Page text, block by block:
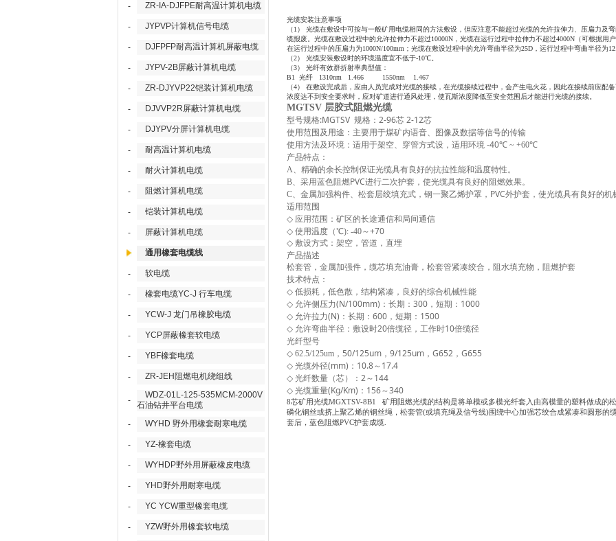
- ZR-IA-DJFPE耐高温计算机电缆
- JYPVP计算机信号电缆
- DJFPFP耐高温计算机屏蔽电缆
- JYPV-2B屏蔽计算机电缆
- ZR-DJYVP22铠装计算机电缆
- DJVVP2R屏蔽计算机电缆
- DJYPV分屏计算机电缆
- 耐高温计算机电缆
- 耐火计算机电缆
- 阻燃计算机电缆
- 铠装计算机电缆
- 屏蔽计算机电缆
通用橡套电缆线
- 软电缆
- 橡套电缆YC-J 行车电缆
- YCW-J 龙门吊橡胶电缆
- YCP屏蔽橡套软电缆
- YBF橡套电缆
- ZR-JEH阻燃电机绕组线
-
WDZ-01L-125-535MCM-2000V
石油钻井平台电缆
-
WYHD 野外用橡套耐寒电缆
- YZ-橡套电缆
- WYHDP野外用屏蔽橡皮电缆
- YHD野外用耐寒电缆
- YC YCW重型橡套电缆
- YZW野外用橡套软电缆
光缆安装注意事项
（1） 光缆在敷设中可按与一般矿用电缆相同的方法敷设，但应注意不能超过光缆的允许拉伸力、压扁力及
缆报废。光缆在敷设过程中的允许拉伸力不超过10000N，光缆在运行过程中拉伸力不超过4000N（可根据用
在运行过程中的压扁力为1000N/100mm；光缆在敷设过程中的允许弯曲半径为25D，运行过程中弯曲半径为
（2） 光缆安装敷设时的环境温度宜不低于-10℃。
（3） 光纤有效群折射率典型值：
B1 光纤 1310nm 1.466 1550nm 1.467
（4） 在敷设完成后，应由人员完成对光缆的接续，在光缆接续过程中，会产生电火花，因此在接续前应配
浓度达不到安全要求时，应对矿道进行通风处理，使瓦斯浓度降低至安全范围后才能进行光缆的接续。
MGTSV 层胶式阻燃光缆
型号规格:MGTSV 规格： 2-96芯2-12芯
使用范围及用途：主要用于煤矿内语音、图像及数据等信号的传输
使用方法及环境：适用于架空、穿管方式设，适用环境 -40℃~ +60℃
产品特点：
A、精确的余长控制保证光缆具有良好的抗拉性能和温度特性。
B、采用蓝色阻燃PVC进行二次护套，使光缆具有良好的阻燃效果。
C、金属加强构件、松套层绞填充式，钢一聚乙烯护罩， PVC外护套，使光缆具有良好的机
适用范围
◇ 应用范围：矿区的长途通信和局间通信
◇ 使用温度（℃): -40～+70
◇ 敷设方式：架空，管道，直埋
产品描述
松套管，金属加强件，缆芯填充油膏，松套管紧凑绞合，阻水填充物，阻燃护套
技术特点：
◇ 低损耗，低色散，结构紧凑，良好的综合机械性能
◇ 允许侧压力(N/100mm) ：长期： 300，短期： 1000
◇ 允许拉力(N) ：长期： 600，短期： 1500
◇ 允许弯曲半径：敷设时20倍缆径，工作时10倍缆径
光纤型号
◇62.5/125um， 50/125um， 9/125um， G652， G655
◇ 光缆外径(mm) ： 10.8～ 17.4
◇ 光纤数量（芯）： 2～ 144
◇ 光缆重量(Kg/Km) ： 156～340
8芯矿用光缆MGXTSV-8B1 矿用阻燃光缆的结构是将单模或多模光纤套入由高模量的塑料做成的
磷化钢丝或挤上聚乙烯的钢丝绳，松套管(或填充绳及信号线)围绕中心加强芯绞合成紧凑和圆形的
套后，蓝色阻燃PVC护套成缆.